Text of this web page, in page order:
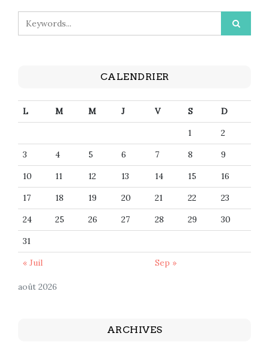
CALENDRIER
août 2026
L M M J V S
D
1
2
3
4 5 6 7 8
9
10
11 12 13 14 15
16
17
18 19 20 21 22
23
24
25 26 27 28 29
30
31
« Juil
Sep »
ARCHIVES